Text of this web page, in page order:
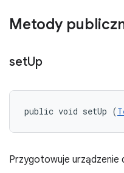
Metody
setUp
public void setUp (
Przygotowuje urządzenie